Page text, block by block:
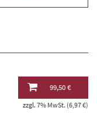
99,50 €
zzgl. 7% MwSt. (6,97 €)